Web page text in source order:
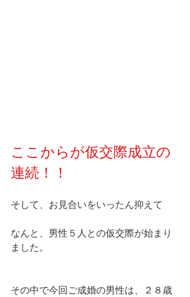
ここからが仮交際成立の
連続！！
そして、お見合いをいったん抑えて
なんと、男性５人との仮交際が始まり
ました。
その中で今回ご成婚の男性は、２８歳